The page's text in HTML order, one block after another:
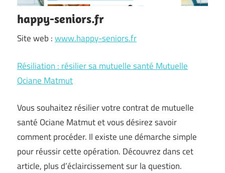
happy-seniors.fr
Site web :www.happy-seniors.fr
Résiliation : résilier sa mutuelle santé Mutuelle
Ociane Matmut
Vous souhaitez résilier votre contrat de mutuelle
santé Ociane Matmut et vous désirez savoir
comment procéder. Il existe une démarche simple
pour réussir cette opération. Découvrez dans cet
article, plus d’éclaircissement sur la question.